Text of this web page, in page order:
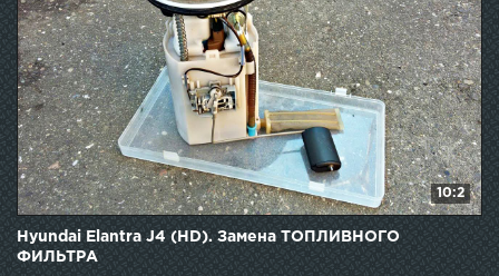
10:2
Hyundai Elantra J4 (HD). Замена ТОПЛИВНОГО
ФИЛЬТРА